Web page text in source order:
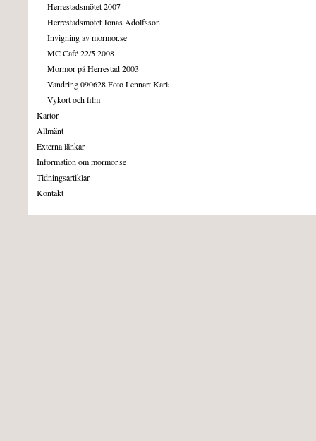
Herrestadsmötet 2007
Herrestadsmötet Jonas Adolfsson
Invigning av mormor.se
MC Café 22/5 2008
Mormor på Herrestad 2003
Vandring 090628 Foto Lennart Karlsson
Vykort och film
Kartor
Allmänt
Externa länkar
Information om mormor.se
Tidningsartiklar
Kontakt